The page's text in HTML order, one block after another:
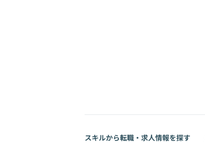
スキルから転職・求人情報を探す